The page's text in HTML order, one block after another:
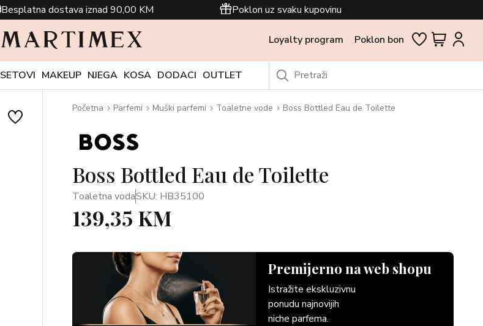
Besplatna dostava iznad 90,00 KM Poklon uz svaku kupovinu
Loyalty program Poklon bon
SETOVI MAKEUP NJEGA KOSA DODACI OUTLET
Početna Parfemi Muški parfemi Toaletne vode Boss Bottled Eau de Toilette
Boss Bottled Eau de Toilette
Toaletna vodaSKU: HB35100
139,35 KM
Premijerno na web shopu
Istražite ekskluzivnu
ponudu najnovijih
niche parfema.